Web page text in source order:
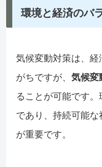
環境と経済のバ
気候変動対策は、
がちですが、 気候変
ることが可能です
であり、持続可能
が重要です。